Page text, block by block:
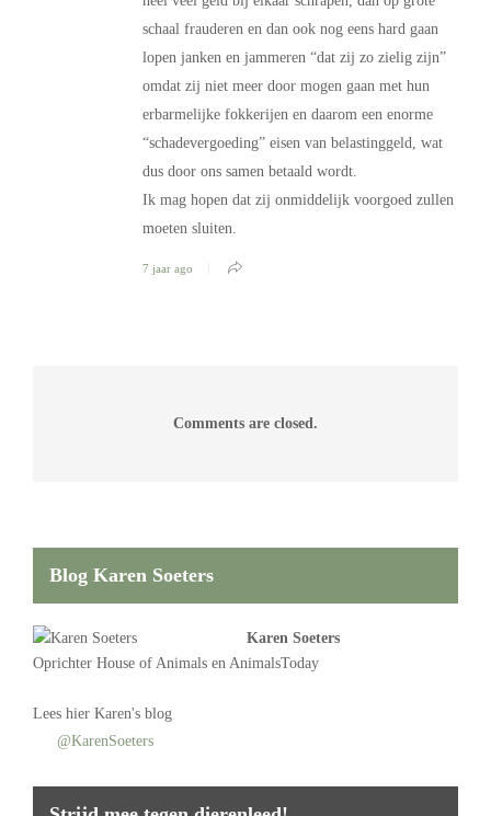
schaal frauderen en dan ook nog eens hard gaan
lopen janken en jammeren “dat zij zo zielig zijn”
omdat zij niet meer door mogen gaan met hun
erbarmelijke fokkerijen en daarom een enorme
“schadevergoeding” eisen van belastinggeld, wat
dus door ons samen betaald wordt.
Ik mag hopen dat zij onmiddelijk voorgoed zullen
moeten sluiten.
7 jaar ago
Comments are closed.
Blog Karen Soeters
Karen Soeters
Oprichter House of Animals en AnimalsToday
Lees hier Karen's blog
@KarenSoeters